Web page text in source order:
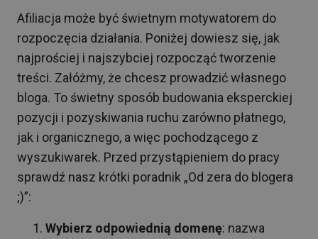
Afiliacja może być świetnym motywatorem do
rozpoczęcia działania. Poniżej dowiesz się, jak
najprościej i najszybciej rozpocząć tworzenie
treści. Załóżmy, że chcesz prowadzić własnego
bloga. To świetny sposób budowania eksperckiej
pozycji i pozyskiwania ruchu zarówno płatnego,
jak i organicznego, a więc pochodzącego z
wyszukiwarek. Przed przystąpieniem do pracy
sprawdź nasz krótki poradnik „Od zera do blogera
;)”:
Wybierz odpowiednią domenę: nazwa